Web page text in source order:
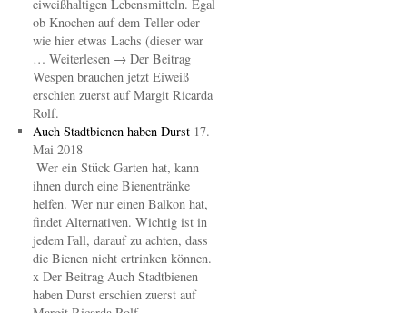
eiweißhaltigen Lebensmitteln. Egal
ob Knochen auf dem Teller oder
wie hier etwas Lachs (dieser war
… Weiterlesen → Der Beitrag
Wespen brauchen jetzt Eiweiß
erschien zuerst auf Margit Ricarda
Rolf.
Auch Stadtbienen haben Durst 17.
Mai 2018
Wer ein Stück Garten hat, kann
ihnen durch eine Bienentränke
helfen. Wer nur einen Balkon hat,
findet Alternativen. Wichtig ist in
jedem Fall, darauf zu achten, dass
die Bienen nicht ertrinken können.
x Der Beitrag Auch Stadtbienen
haben Durst erschien zuerst auf